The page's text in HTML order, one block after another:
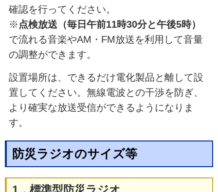
確認を行ってください。
※ 点検放送（毎日午前11時30分と午後5時）
で流れる音楽やAM・FM放送を利用して音量
の調整ができます。
設置場所は、できるだけ電化製品と離して設
置してください。無線電波との干渉を防ぎ、
より確実な放送受信ができるようになりま
す。
防災ラジオのサイズ等